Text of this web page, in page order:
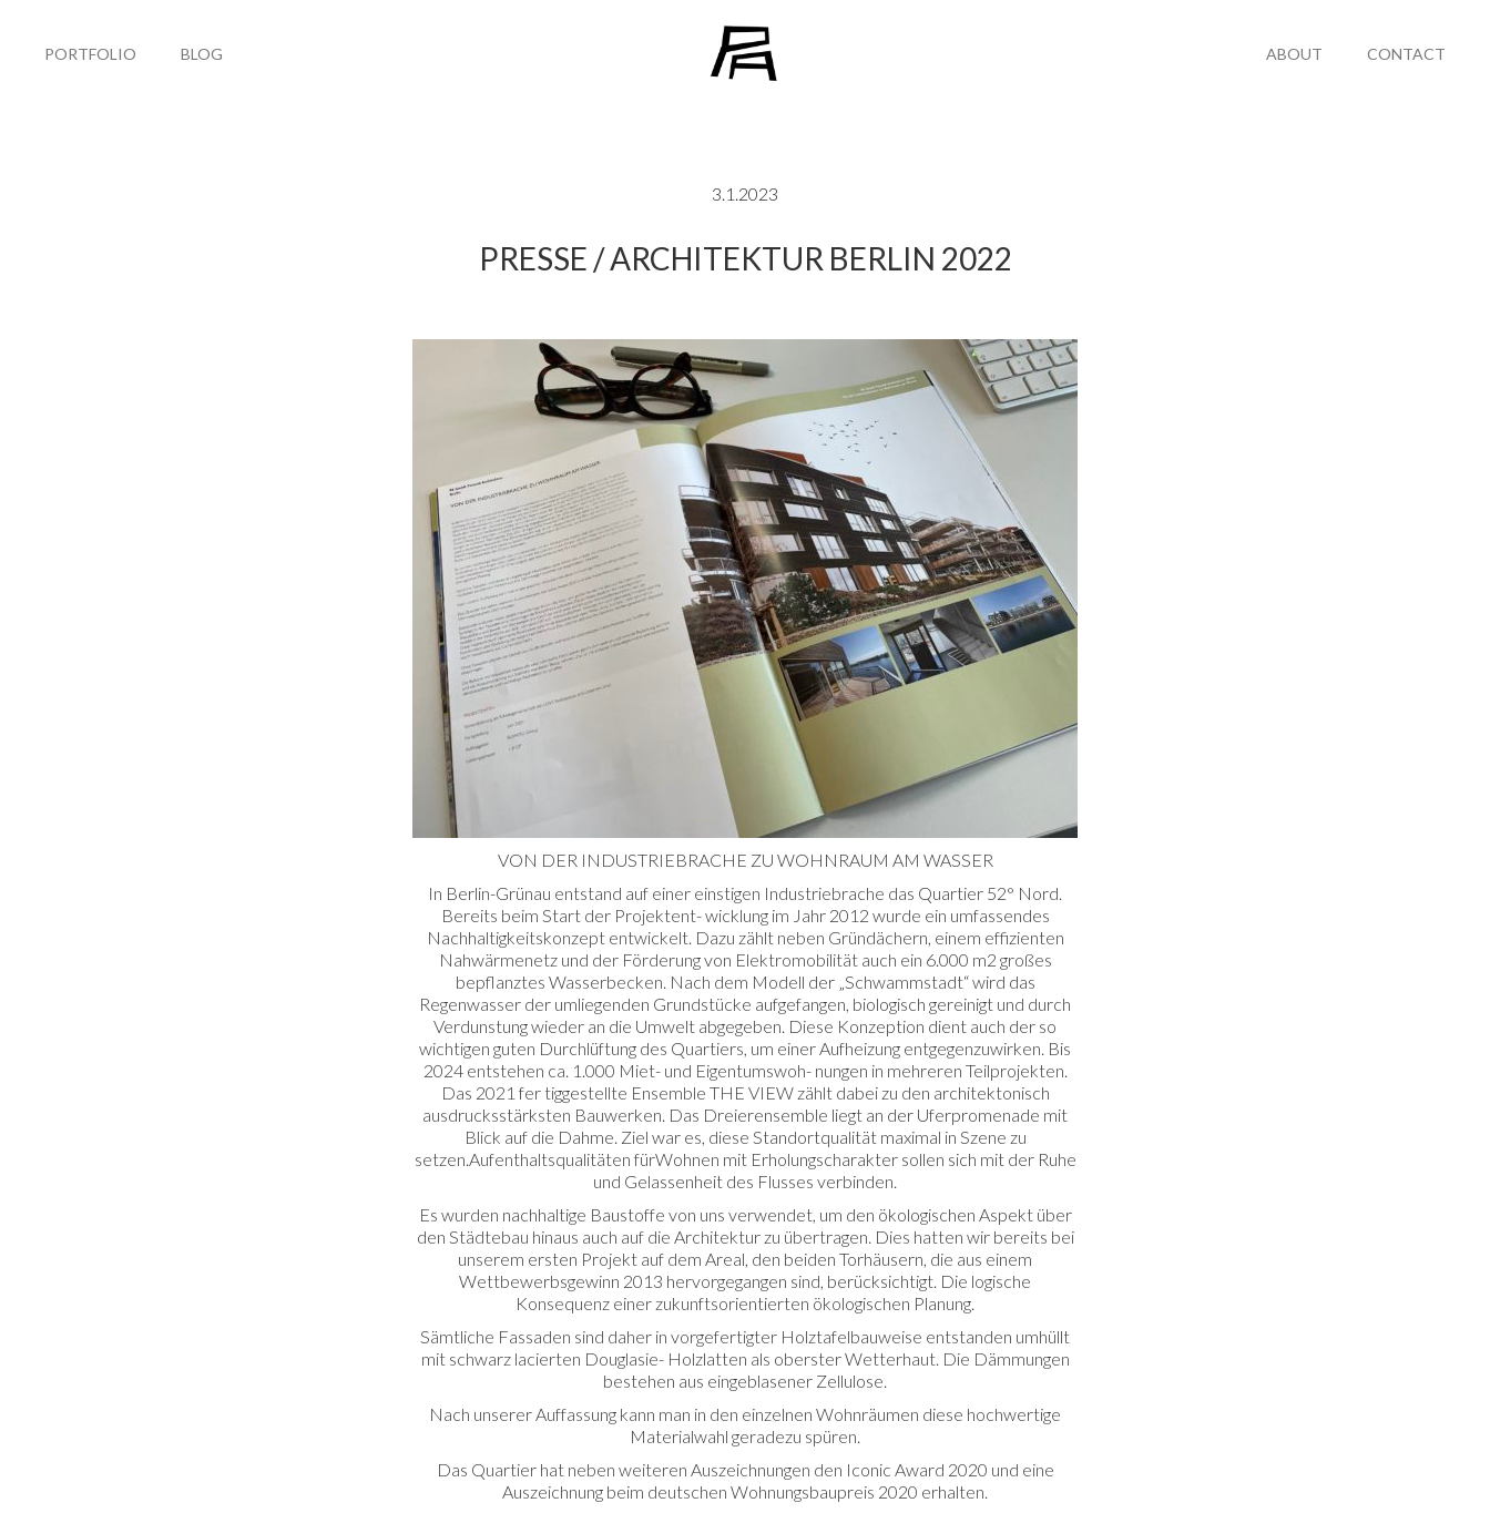
PORTFOLIO BLOG ABOUT CONTACT
3.1.2023
PRESSE / ARCHITEKTUR BERLIN 2022
VON DER INDUSTRIEBRACHE ZU WOHNRAUM AM WASSER
In Berlin-Grünau entstand auf einer einstigen Industriebrache das Quartier 52° Nord.
Bereits beim Start der Projektent- wicklung im Jahr 2012 wurde ein umfassendes
Nachhaltigkeitskonzept entwickelt. Dazu zählt neben Gründächern, einem effizienten
Nahwärmenetz und der Förderung von Elektromobilität auch ein 6.000 m2 großes
bepflanztes Wasserbecken. Nach dem Modell der „Schwammstadt“ wird das
Regenwasser der umliegenden Grundstücke aufgefangen, biologisch gereinigt und durch
Verdunstung wieder an die Umwelt abgegeben. Diese Konzeption dient auch der so
wichtigen guten Durchlüftung des Quartiers, um einer Aufheizung entgegenzuwirken. Bis
2024 entstehen ca. 1.000 Miet- und Eigentumswoh- nungen in mehreren Teilprojekten.
Das 2021 fer tiggestellte Ensemble THE VIEW zählt dabei zu den architektonisch
ausdrucksstärksten Bauwerken. Das Dreierensemble liegt an der Uferpromenade mit
Blick auf die Dahme. Ziel war es, diese Standortqualität maximal in Szene zu
setzen.Aufenthaltsqualitäten fürWohnen mit Erholungscharakter sollen sich mit der Ruhe
und Gelassenheit des Flusses verbinden.
Es wurden nachhaltige Baustoffe von uns verwendet, um den ökologischen Aspekt über
den Städtebau hinaus auch auf die Architektur zu übertragen. Dies hatten wir bereits bei
unserem ersten Projekt auf dem Areal, den beiden Torhäusern, die aus einem
Wettbewerbsgewinn 2013 hervorgegangen sind, berücksichtigt. Die logische
Konsequenz einer zukunftsorientierten ökologischen Planung.
Sämtliche Fassaden sind daher in vorgefertigter Holztafelbauweise entstanden umhüllt
mit schwarz lacierten Douglasie- Holzlatten als oberster Wetterhaut. Die Dämmungen
bestehen aus eingeblasener Zellulose.
Nach unserer Auffassung kann man in den einzelnen Wohnräumen diese hochwertige
Materialwahl geradezu spüren.
Das Quartier hat neben weiteren Auszeichnungen den Iconic Award 2020 und eine
Auszeichnung beim deutschen Wohnungsbaupreis 2020 erhalten.